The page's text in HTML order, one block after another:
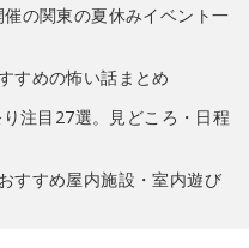
の関東の夏休みイベント一
すめの怖い話まとめ
注目27選。見どころ・日程
すすめ屋内施設・室内遊び